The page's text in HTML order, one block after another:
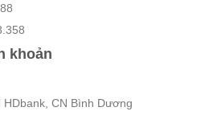
khoản
CN Bình Dương